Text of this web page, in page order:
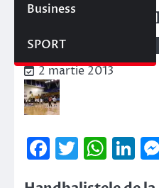
Business
SPORT
„U”
podiumul
2 martie 2013
Facebook
Twitter